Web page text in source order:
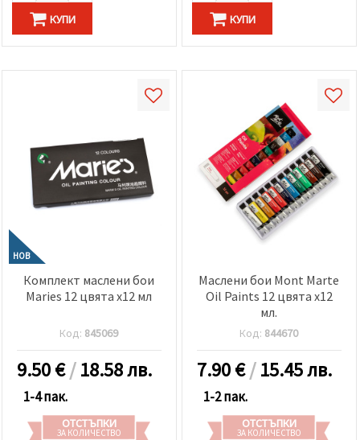
КУПИ КУПИ
НОВ
Комплект маслени бои
Maries 12 цвята x12 мл
Код: 845069
9.50€/18.58 лв.
1-4 пак.
ОТСТЪПКИ
ЗА КОЛИЧЕСТВО
Маслени бои Mont Marte
Oil Paints 12 цвята x12
мл.
Код: 844670
7.90€/15.45 лв.
1-2 пак.
ОТСТЪПКИ
ЗА КОЛИЧЕСТВО